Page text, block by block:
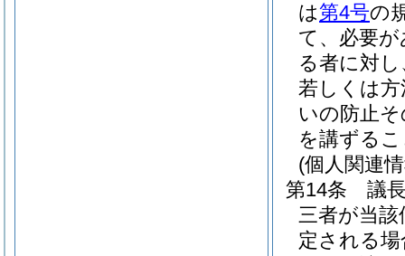
は第4号の
て、必要
る者に対
若しくは
いの防止
を講ずる
(個人関連
第14条
議
三者が当
定される